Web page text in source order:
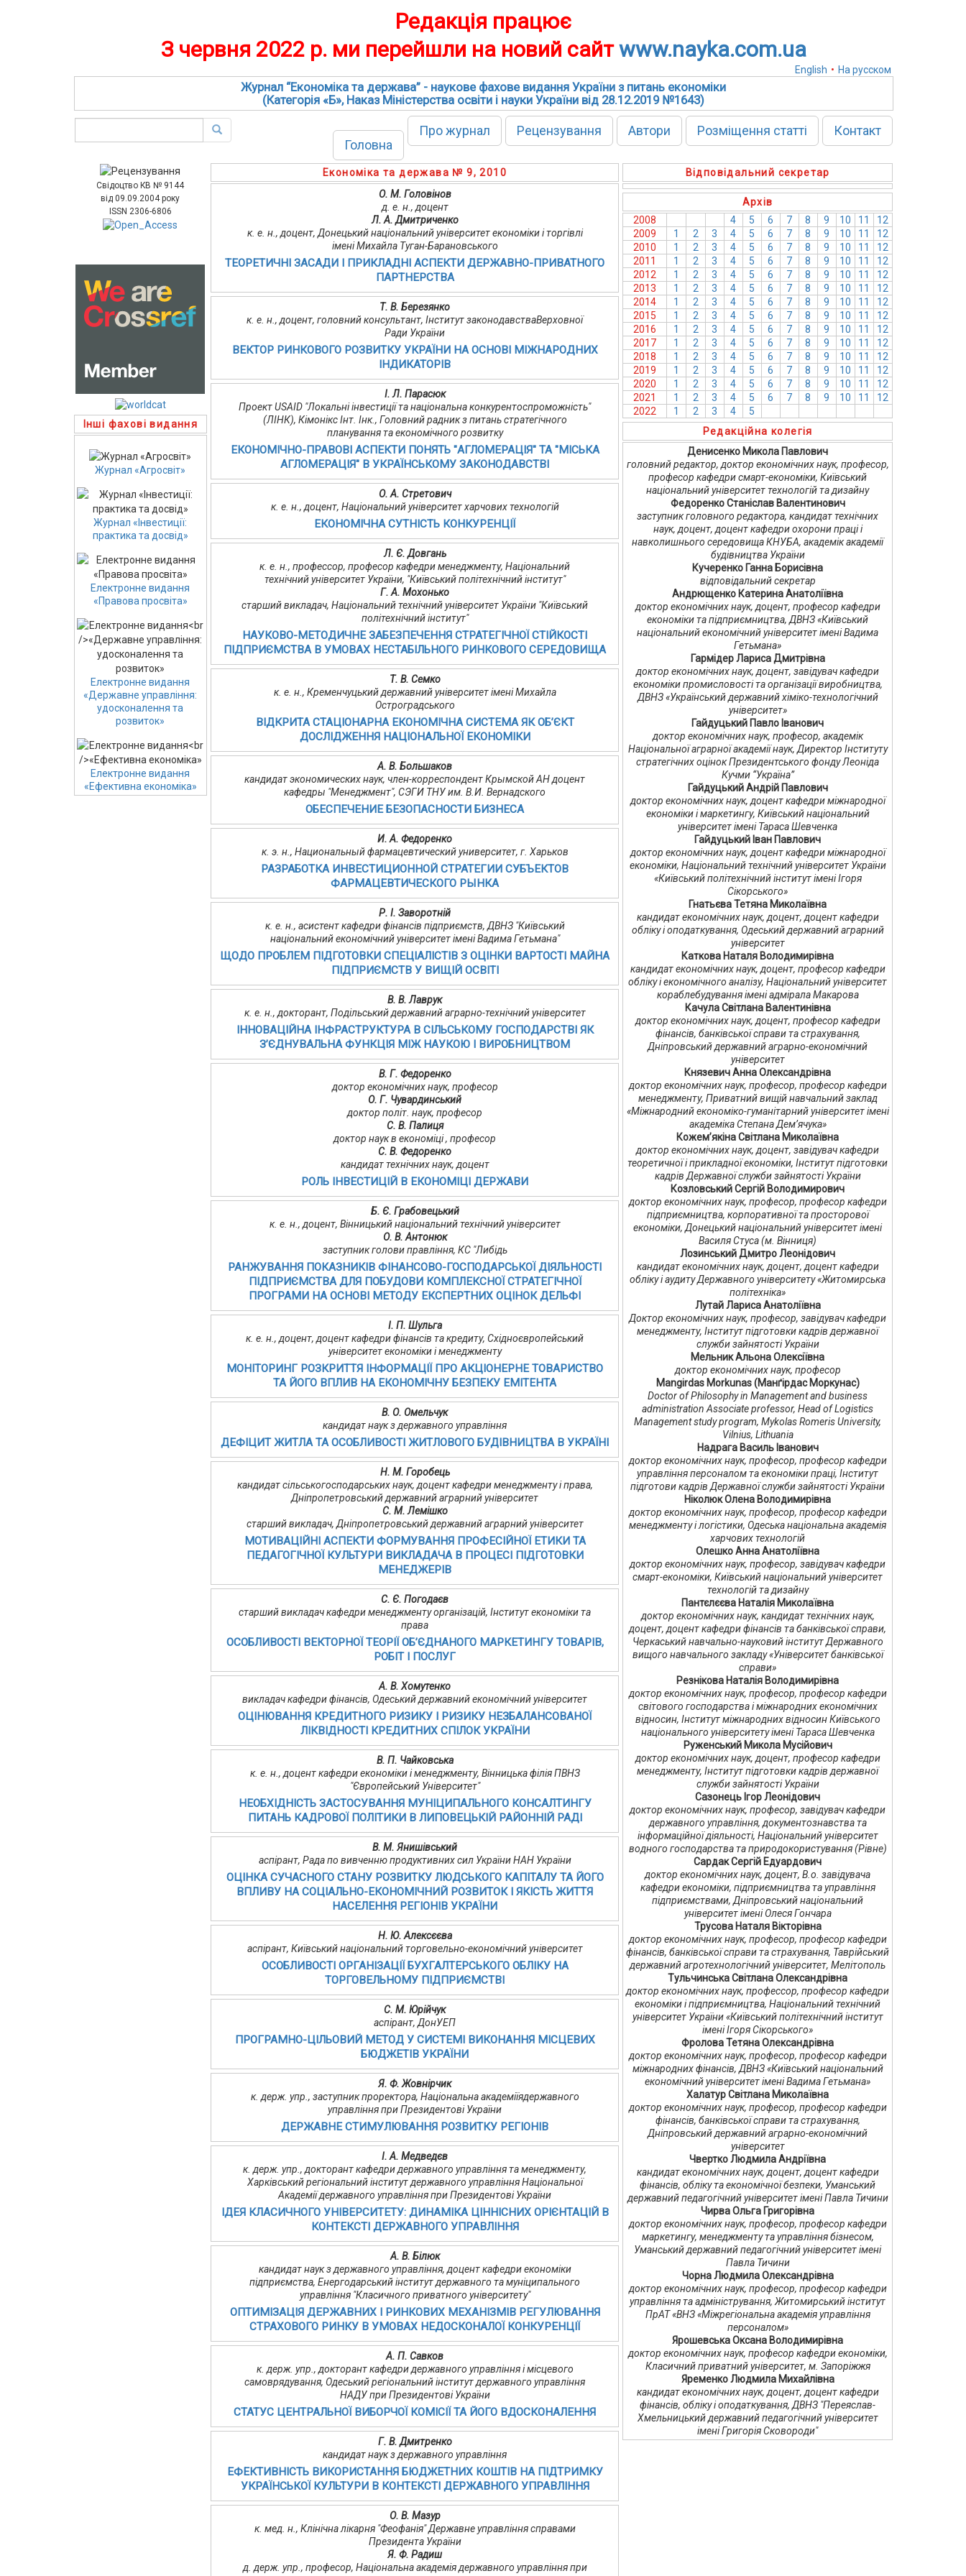
Редакція працює
З червня 2022 р. ми перейшли на новий сайтwww.nayka.com.ua
English • На русском
Журнал “Економіка та держава” - наукове фахове видання України з питань економіки
(Категорія «Б», Наказ Міністерства освіти і науки України від 28.12.2019 №1643)
Головна
Про журнал Рецензування Автори Розміщення статті Контакт
Свідоцтво КВ № 9144
від 09.09.2004 року
ISSN 2306-6806
Інші фахові видання
Журнал «Агросвіт»
Журнал «Інвестиції:
практика та досвід»
Електронне видання
«Правова просвіта»
Електронне видання
«Державне управління:
удосконалення та
розвиток»
Електронне видання
«Ефективна економіка»
Економіка та держава № 9, 2010
О. М. Головінов
д. е. н., доцент
Л. А. Дмитриченко
к. е. н., доцент, Донецький національний університет економіки і торгівлі
імені Михайла Туган-Барановського
ТЕОРЕТИЧНІ ЗАСАДИ І ПРИКЛАДНІ АСПЕКТИ ДЕРЖАВНО-ПРИВАТНОГО
ПАРТНЕРСТВА
Т. В. Березянко
к. е. н., доцент, головний консультант, Інститут законодавстваВерховної
Ради України
ВЕКТОР РИНКОВОГО РОЗВИТКУ УКРАЇНИ НА ОСНОВІ МІЖНАРОДНИХ
ІНДИКАТОРІВ
І. Л. Парасюк
Проект USAID "Локальні інвестиції та національна конкурентоспроможність"
(ЛІНК), Кімонікс Інт. Інк., Головний радник з питань стратегічного
планування та економічного розвитку
ЕКОНОМІЧНО-ПРАВОВІ АСПЕКТИ ПОНЯТЬ "АГЛОМЕРАЦІЯ" ТА "МІСЬКА
АГЛОМЕРАЦІЯ" В УКРАЇНСЬКОМУ ЗАКОНОДАВСТВІ
О. А. Стретович
к. е. н., доцент, Національний університет харчових технологій
ЕКОНОМІЧНА СУТНІСТЬ КОНКУРЕНЦІЇ
Л. Є. Довгань
к. е. н., профессор, професор кафедри менеджменту, Національний
технічний університет України, "Київський політехнічний інститут"
Г. А. Мохонько
старший викладач, Національний технічний університет України "Київський
політехнічний інститут"
НАУКОВО-МЕТОДИЧНЕ ЗАБЕЗПЕЧЕННЯ СТРАТЕГІЧНОЇ СТІЙКОСТІ
ПІДПРИЄМСТВА В УМОВАХ НЕСТАБІЛЬНОГО РИНКОВОГО СЕРЕДОВИЩА
Т. В. Семко
к. е. н., Кременчуцький державний університет імені Михайла
Остроградського
ВІДКРИТА СТАЦІОНАРНА ЕКОНОМІЧНА СИСТЕМА ЯК ОБ’ЄКТ
ДОСЛІДЖЕННЯ НАЦІОНАЛЬНОЇ ЕКОНОМІКИ
А. В. Большаков
кандидат экономических наук, член-корреспондент Крымской АН доцент
кафедры "Менеджмент", СЭГИ ТНУ им. В.И. Вернадского
ОБЕСПЕЧЕНИЕ БЕЗОПАСНОСТИ БИЗНЕСА
И. А. Федоренко
к. э. н., Национальный фармацевтический университет, г. Харьков
РАЗРАБОТКА ИНВЕСТИЦИОННОЙ СТРАТЕГИИ СУБЪЕКТОВ
ФАРМАЦЕВТИЧЕСКОГО РЫНКА
Р. І. Заворотній
к. е. н., асистент кафедри фінансів підприємств, ДВНЗ "Київський
національний економічний університет імені Вадима Гетьмана"
ЩОДО ПРОБЛЕМ ПІДГОТОВКИ СПЕЦІАЛІСТІВ З ОЦІНКИ ВАРТОСТІ МАЙНА
ПІДПРИЄМСТВ У ВИЩІЙ ОСВІТІ
В. В. Лаврук
к. е. н., докторант, Подільський державний аграрно-технічний університет
ІННОВАЦІЙНА ІНФРАСТРУКТУРА В СІЛЬСЬКОМУ ГОСПОДАРСТВІ ЯК
З’ЄДНУВАЛЬНА ФУНКЦІЯ МІЖ НАУКОЮ І ВИРОБНИЦТВОМ
В. Г. Федоренко
доктор економічних наук, професор
О. Г. Чувардинський
доктор політ. наук, професор
С. В. Палиця
доктор наук в економіці , професор
С. В. Федоренко
кандидат технічних наук, доцент
РОЛЬ ІНВЕСТИЦІЙ В ЕКОНОМІЦІ ДЕРЖАВИ
Б. Є. Грабовецький
к. е. н., доцент, Вінницький національний технічний університет
О. В. Антонюк
заступник голови правління, КС "Либідь
РАНЖУВАННЯ ПОКАЗНИКІВ ФІНАНСОВО-ГОСПОДАРСЬКОЇ ДІЯЛЬНОСТІ
ПІДПРИЄМСТВА ДЛЯ ПОБУДОВИ КОМПЛЕКСНОЇ СТРАТЕГІЧНОЇ
ПРОГРАМИ НА ОСНОВІ МЕТОДУ ЕКСПЕРТНИХ ОЦІНОК ДЕЛЬФІ
І. П. Шульга
к. е. н., доцент, доцент кафедри фінансів та кредиту, Східноєвропейський
університет економіки і менеджменту
МОНІТОРИНГ РОЗКРИТТЯ ІНФОРМАЦІЇ ПРО АКЦІОНЕРНЕ ТОВАРИСТВО
ТА ЙОГО ВПЛИВ НА ЕКОНОМІЧНУ БЕЗПЕКУ ЕМІТЕНТА
В. О. Омельчук
кандидат наук з державного управління
ДЕФІЦИТ ЖИТЛА ТА ОСОБЛИВОСТІ ЖИТЛОВОГО БУДІВНИЦТВА В УКРАЇНІ
Н. М. Горобець
кандидат сільськогосподарських наук, доцент кафедри менеджменту і права,
Дніпропетровський державний аграрний університет
С. М. Лемішко
старший викладач, Дніпропетровський державний аграрний університет
МОТИВАЦІЙНІ АСПЕКТИ ФОРМУВАННЯ ПРОФЕСІЙНОЇ ЕТИКИ ТА
ПЕДАГОГІЧНОЇ КУЛЬТУРИ ВИКЛАДАЧА В ПРОЦЕСІ ПІДГОТОВКИ
МЕНЕДЖЕРІВ
С. Є. Погодаєв
старший викладач кафедри менеджменту організацій, Інститут економіки та
права
ОСОБЛИВОСТІ ВЕКТОРНОЇ ТЕОРІЇ ОБ’ЄДНАНОГО МАРКЕТИНГУ ТОВАРІВ,
РОБІТ І ПОСЛУГ
А. В. Хомутенко
викладач кафедри фінансів, Одеський державний економічний університет
ОЦІНЮВАННЯ КРЕДИТНОГО РИЗИКУ І РИЗИКУ НЕЗБАЛАНСОВАНОЇ
ЛІКВІДНОСТІ КРЕДИТНИХ СПІЛОК УКРАЇНИ
В. П. Чайковська
к. е. н., доцент кафедри економіки і менеджменту, Вінницька філія ПВНЗ
"Європейський Університет"
НЕОБХІДНІСТЬ ЗАСТОСУВАННЯ МУНІЦИПАЛЬНОГО КОНСАЛТИНГУ
ПИТАНЬ КАДРОВОЇ ПОЛІТИКИ В ЛИПОВЕЦЬКІЙ РАЙОННІЙ РАДІ
В. М. Янишівський
аспірант, Рада по вивченню продуктивних сил України НАН України
ОЦІНКА СУЧАСНОГО СТАНУ РОЗВИТКУ ЛЮДСЬКОГО КАПІТАЛУ ТА ЙОГО
ВПЛИВУ НА СОЦІАЛЬНО-ЕКОНОМІЧНИЙ РОЗВИТОК І ЯКІСТЬ ЖИТТЯ
НАСЕЛЕННЯ РЕГІОНІВ УКРАЇНИ
Н. Ю. Алексєєва
аспірант, Київський національний торговельно-економічний університет
ОСОБЛИВОСТІ ОРГАНІЗАЦІЇ БУХГАЛТЕРСЬКОГО ОБЛІКУ НА
ТОРГОВЕЛЬНОМУ ПІДПРИЄМСТВІ
С. М. Юрійчук
аспірант, ДонУЕП
ПРОГРАМНО-ЦІЛЬОВИЙ МЕТОД У СИСТЕМІ ВИКОНАННЯ МІСЦЕВИХ
БЮДЖЕТІВ УКРАЇНИ
Я. Ф. Жовнірчик
к. держ. упр., заступник проректора, Національна академіїядержавного
управління при Президентові України
ДЕРЖАВНЕ СТИМУЛЮВАННЯ РОЗВИТКУ РЕГІОНІВ
І. А. Медведєв
к. держ. упр., докторант кафедри державного управління та менеджменту,
Харківський регіональний інститут державного управління Національної
Академії державного управління при Президентові України
ІДЕЯ КЛАСИЧНОГО УНІВЕРСИТЕТУ: ДИНАМІКА ЦІННІСНИХ ОРІЄНТАЦІЙ В
КОНТЕКСТІ ДЕРЖАВНОГО УПРАВЛІННЯ
А. В. Білюк
кандидат наук з державного управління, доцент кафедри економіки
підприємства, Енергодарський інститут державного та муніципального
управління "Класичного приватного університету"
ОПТИМІЗАЦІЯ ДЕРЖАВНИХ І РИНКОВИХ МЕХАНІЗМІВ РЕГУЛЮВАННЯ
СТРАХОВОГО РИНКУ В УМОВАХ НЕДОСКОНАЛОЇ КОНКУРЕНЦІЇ
А. П. Савков
к. держ. упр., докторант кафедри державного управління і місцевого
самоврядування, Одеський регіональний інститут державного управління
НАДУ при Президентові України
СТАТУС ЦЕНТРАЛЬНОЇ ВИБОРЧОЇ КОМІСІЇ ТА ЙОГО ВДОСКОНАЛЕННЯ
Г. В. Дмитренко
кандидат наук з державного управління
ЕФЕКТИВНІСТЬ ВИКОРИСТАННЯ БЮДЖЕТНИХ КОШТІВ НА ПІДТРИМКУ
УКРАЇНСЬКОЇ КУЛЬТУРИ В КОНТЕКСТІ ДЕРЖАВНОГО УПРАВЛІННЯ
О. В. Мазур
к. мед. н., Клінічна лікарня "Феофанія" Державне управління справами
Президента України
Я. Ф. Радиш
д. держ. упр., професор, Національна академія державного управління при
Відповідальний секретар
Архів
2008
4 5 6 7 8 9 10 11
12
2009
1 2 3 4 5 6 7 8 9 10 11
12
2010
1 2 3 4 5 6 7 8 9 10 11
12
2011
1 2 3 4 5 6 7 8 9 10 11
12
2012
1 2 3 4 5 6 7 8 9 10 11
12
2013
1 2 3 4 5 6 7 8 9 10 11
12
2014
1 2 3 4 5 6 7 8 9 10 11
12
2015
1 2 3 4 5 6 7 8 9 10 11
12
2016
1 2 3 4 5 6 7 8 9 10 11
12
2017
1 2 3 4 5 6 7 8 9 10 11
12
2018
1 2 3 4 5 6 7 8 9 10 11
12
2019
1 2 3 4 5 6 7 8 9 10 11
12
2020
1 2 3 4 5 6 7 8 9 10 11
12
2021
1 2 3 4 5 6 7 8 9 10 11
12
2022
1 2 3 4 5
Редакційна колегія
Денисенко Микола Павлович
головний редактор, доктор економічних наук, професор,
професор кафедри смарт-економіки, Київський
національний університет технологій та дизайну
Федоренко Станіслав Валентинович
заступник головного редактора, кандидат технічних
наук, доцент, доцент кафедри охорони праці і
навколишнього середовища КНУБА, академік академії
будівництва України
Кучеренко Ганна Борисівна
відповідальний секретар
Андрющенко Катерина Анатоліївна
доктор економічних наук, доцент, професор кафедри
економіки та підприємництва, ДВНЗ «Київський
національний економічний університет імені Вадима
Гетьмана»
Гармідер Лариса Дмитрівна
доктор економічних наук, доцент, завідувач кафедри
економіки промисловості та організації виробництва,
ДВНЗ «Український державний хіміко-технологічний
університет»
Гайдуцький Павло Іванович
доктор економічних наук, професор, академік
Національної аграрної академії наук, Директор Інституту
стратегічних оцінок Президентського фонду Леоніда
Кучми “Україна”
Гайдуцький Андрій Павлович
доктор економічних наук, доцент кафедри міжнародної
економіки і маркетингу, Київський національний
університет імені Тараса Шевченка
Гайдуцький Іван Павлович
доктор економічних наук, доцент кафедри міжнародної
економіки, Національний технічний університет України
«Київський політехнічний інститут імені Ігоря
Сікорського»
Гнатьєва Тетяна Миколаївна
кандидат економічних наук, доцент, доцент кафедри
обліку і оподаткування, Одеський державний аграрний
університет
Каткова Наталя Володимирівна
кандидат економічних наук, доцент, професор кафедри
обліку і економічного аналізу, Національний університет
кораблебудування імені адмірала Макарова
Качула Світлана Валентинівна
доктор економічних наук, доцент, професор кафедри
фінансів, банківської справи та страхування,
Дніпровський державний аграрно-економічний
університет
Князевич Анна Олександрівна
доктор економічних наук, професор, професор кафедри
менеджменту, Приватний вищій навчальний заклад
«Міжнародний економіко-гуманітарний університет імені
академіка Степана Дем’ячука»
Кожем’якіна Світлана Миколаївна
доктор економічних наук, доцент, завідувач кафедри
теоретичної і прикладної економіки, Інститут підготовки
кадрів Державної служби зайнятості України
Козловський Сергій Володимирович
доктор економічних наук, професор, професор кафедри
підприємництва, корпоративної та просторової
економіки, Донецький національний університет імені
Василя Стуса (м. Вінниця)
Лозинський Дмитро Леонідович
кандидат економічних наук, доцент, доцент кафедри
обліку і аудиту Державного університету «Житомирська
політехніка»
Лутай Лариса Анатоліївна
Доктор економічних наук, професор, завідувач кафедри
менеджменту, Інститут підготовки кадрів державної
служби зайнятості України
Мельник Альона Олексіївна
доктор економічних наук, професор
Mangirdas Morkunas (Манґірдас Моркунас)
Doctor of Philosophy in Management and business
administration Associate professor, Head of Logistics
Management study program, Mykolas Romeris University,
Vilnius, Lithuania
Надрага Василь Іванович
доктор економічних наук, професор, професор кафедри
управління персоналом та економіки праці, Інститут
підготови кадрів Державної служби зайнятості України
Ніколюк Олена Володимирівна
доктор економічних наук, професор, професор кафедри
менеджменту і логістики, Одеська національна академія
харчових технологій
Олешко Анна Анатоліївна
доктор економічних наук, професор, завідувач кафедри
смарт-економіки, Київський національний університет
технологій та дизайну
Пантєлєєва Наталія Миколаївна
доктор економічних наук, кандидат технічних наук,
доцент, доцент кафедри фінансів та банківської справи,
Черкаський навчально-науковий інститут Державного
вищого навчального закладу «Університет банківської
справи»
Резнікова Наталія Володимирівна
доктор економічних наук, професор, професор кафедри
світового господарства і міжнародних економічних
відносин, Інститут міжнародних відносин Київського
національного університету імені Тараса Шевченка
Руженський Микола Мусійович
доктор економічних наук, доцент, професор кафедри
менеджменту, Інститут підготовки кадрів державної
служби зайнятості України
Сазонець Ігор Леонідович
доктор економічних наук, професор, завідувач кафедри
державного управління, документознавства та
інформаційної діяльності, Національний університет
водного господарства та природокористування (Рівне)
Сардак Сергій Едуардович
доктор економічних наук, доцент, В.о. завідувача
кафедри економіки, підприємництва та управління
підприємствами, Дніпровський національний
університет імені Олеся Гончара
Трусова Наталя Вікторівна
доктор економічних наук, професор, професор кафедри
фінансів, банківської справи та страхування, Таврійський
державний агротехнологічний університет, Мелітополь
Тульчинська Світлана Олександрівна
доктор економічних наук, профессор, професор кафедри
економіки і підприємництва, Національний технічний
університет України «Київський політехнічний інститут
імені Ігоря Сікорського»
Фролова Тетяна Олександрівна
доктор економічних наук, професор, професор кафедри
міжнародних фінансів, ДВНЗ «Київський національний
економічний університет імені Вадима Гетьмана»
Халатур Світлана Миколаївна
доктор економічних наук, професор, професор кафедри
фінансів, банківської справи та страхування,
Дніпровський державний аграрно-економічний
університет
Чвертко Людмила Андріївна
кандидат економічних наук, доцент, доцент кафедри
фінансів, обліку та економічної безпеки, Уманський
державний педагогічний університет імені Павла Тичини
Чирва Ольга Григорівна
доктор економічних наук, професор, професор кафедри
маркетингу, менеджменту та управління бізнесом,
Уманський державний педагогічний університет імені
Павла Тичини
Чорна Людмила Олександрівна
доктор економічних наук, професор, професор кафедри
управління та адміністрування, Житомирський інститут
ПрАТ «ВНЗ «Міжрегіональна академія управління
персоналом»
Ярошевська Оксана Володимирівна
доктор економічних наук, професор кафедри економіки,
Класичний приватний університет, м. Запоріжжя
Яременко Людмила Михайлівна
кандидат економічних наук, доцент, доцент кафедри
фінансів, обліку і оподаткування, ДВНЗ "Переяслав-
Хмельницький державний педагогічний університет
імені Григорія Сковороди"